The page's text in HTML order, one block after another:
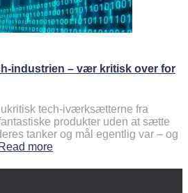
industrien – vær kritisk over for
tech-iværksætterne fra
produkter uden at sætte
tanker og mål egentlig var – og
Read more